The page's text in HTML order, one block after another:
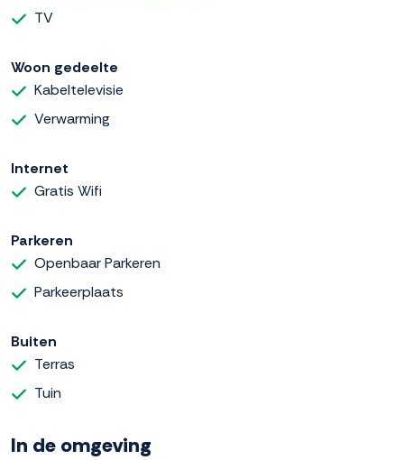
TV
Woon gedeelte
Kabeltelevisie
Verwarming
Internet
Gratis Wifi
Parkeren
Openbaar Parkeren
Parkeerplaats
Buiten
Terras
Tuin
In de omgeving